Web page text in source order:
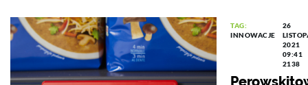
TAG:
INNOWACJE
26
2021
09:41
2138